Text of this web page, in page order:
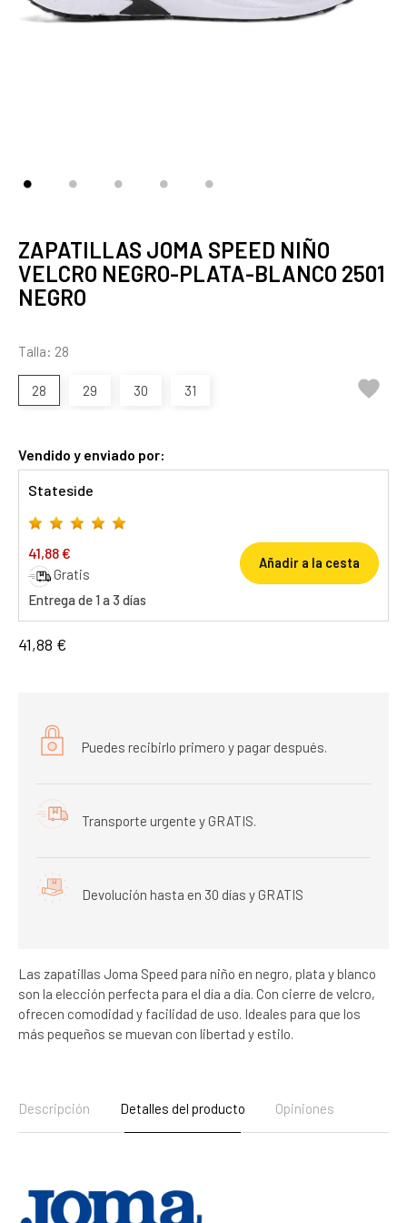
ZAPATILLAS JOMA SPEED NIÑO
VELCRO NEGRO-PLATA-BLANCO 2501
NEGRO
Talla: 28
28 29 30 31 
Vendido y enviado por:
Stateside
41,88 €
Gratis
Entrega de 1 a 3 días
Añadir a la cesta
41,88 €
Puedes recibirlo primero y pagar después.
Transporte urgente y GRATIS.
Devolución hasta en 30 días y GRATIS
Las zapatillas Joma Speed para niño en negro, plata y blanco
son la elección perfecta para el día a día. Con cierre de velcro,
ofrecen comodidad y facilidad de uso. Ideales para que los
más pequeños se muevan con libertad y estilo.
Descripción Detalles del producto Opiniones